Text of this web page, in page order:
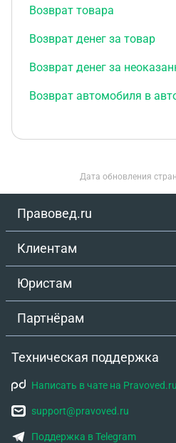
Возврат товара
Возврат денег за товар
Возврат денег за
Возврат автомобиля в
Дата обновления
Правовед.ru
Клиентам
Юристам
Партнёрам
Техническая поддержка
Написать в чате на Pravoved.ru
support@pravoved.ru
Поддержка в Telegram